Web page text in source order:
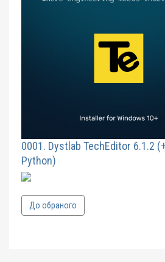
0001. Dystlab TechEditor 6.1.2
Python)
До обраного